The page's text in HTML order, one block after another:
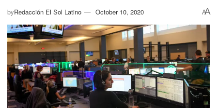
byRedacción El Sol Latino October 10, 2020 AA